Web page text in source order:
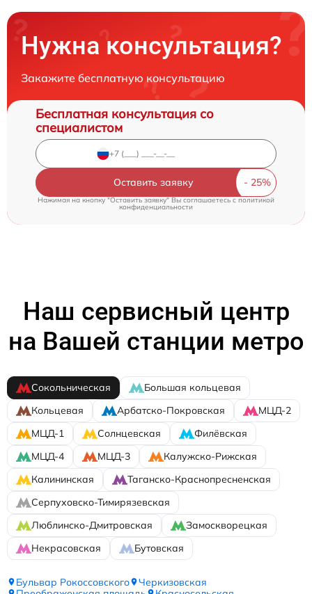
Нужна консультация?
Закажите бесплатную консультацию
Бесплатная консультация со
специалистом
Оставить заявку
Нажимая на кнопку "Оставить заявку" Вы соглашаетесь cполитикой
конфиденциальности
Наш сервисный центр
на Вашей станции метро
Сокольническая
Большая кольцевая
Кольцевая
Арбатско-Покровская
МЦД-2
МЦД-1
Солнцевская
Филёвская
МЦД-4
МЦД-3
Калужско-Рижская
Калининская
Таганско-Краснопресненская
Серпуховско-Тимирязевская
Люблинско-Дмитровская
Замоскворецкая
Некрасовская
Бутовская
Бульвар Рокоссовского
Черкизовская